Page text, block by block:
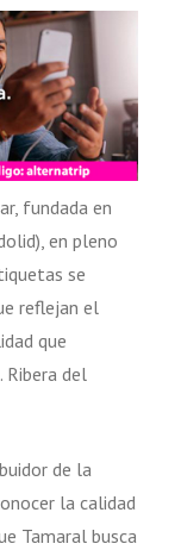
fundada en
en pleno
se
reflejan el
que
del
de la
la calidad
Tamaral busca